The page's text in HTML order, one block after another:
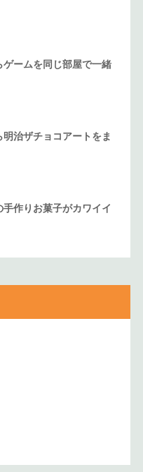
ゲームを同じ部屋で一緒
明治ザチョコアートをま
手作りお菓子がカワイイ